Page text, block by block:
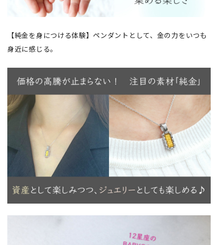
【純金を身につける体験】ペンダントとして、金の力をいつも
身近に感じる。